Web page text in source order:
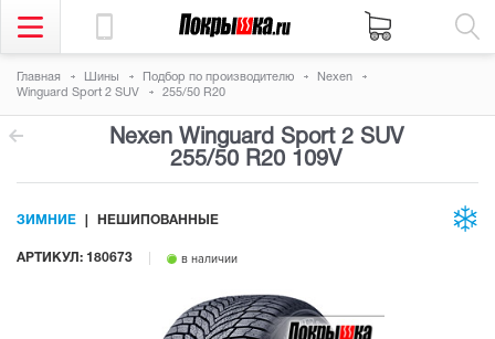
Главная Шины Подбор по производителю
Nexen
Winguard Sport 2 SUV
255/50 R20
Nexen Winguard Sport 2 SUV
255/50 R20 109V
АРТИКУЛ: 180673 в наличии
ЗИМНИЕ НЕШИПОВАННЫЕ